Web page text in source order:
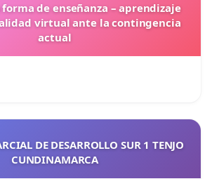
de enseñanza – aprendizaje
virtual ante la contingencia
actual
DE DESARROLLO SUR 1 TENJO
CUNDINAMARCA